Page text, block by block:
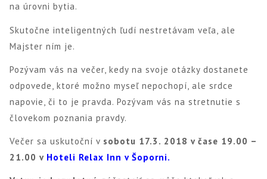
na úrovni bytia.
Skutočne inteligentných ľudí nestretávam veľa, ale
Majster ním je.
Pozývam vás na večer, kedy na svoje otázky dostanete
odpovede, ktoré možno myseľ nepochopí, ale srdce
napovie, či to je pravda. Pozývam vás na stretnutie s
človekom poznania pravdy.
Večer sa uskutoční v sobotu 17.3. 2018 v čase 19.00 –
21.00 v Hoteli Relax Inn v Šoporni.